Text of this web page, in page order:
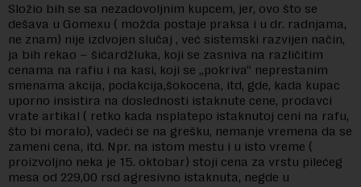
Složio bih se sa nezadovoljnim kupcem, jer, ovo što se
dešava u Gomexu ( možda postaje praksa i u dr. radnjama,
ne znam) nije izdvojen slučaj , već sistemski razvijen način,
ja bih rekao – šićardžluka, koji se zasniva na različitim
cenama na rafiu i na kasi, koji se „pokriva“ neprestanim
smenama akcija, podakcija,šokocena, itd, gde, kada kupac
uporno insistira na doslednosti istaknute cene, prodavci
vrate artikal ( retko kada nsplatepo istaknutoj ceni na rafu,
što bi moralo), vadeći se na grešku, nemanje vremena da se
zameni cena, itd. Npr. na istom mestu i u isto vreme (
proizvoljno neka je 15. oktobar) stoji cena za vrstu pilećeg
mesa od 229,00 rsd agresivno istaknuta, negde u